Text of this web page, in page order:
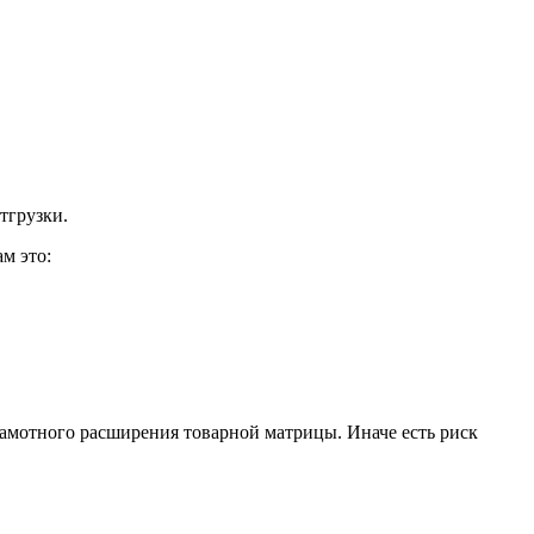
это:
расширения товарной матрицы. Иначе есть риск